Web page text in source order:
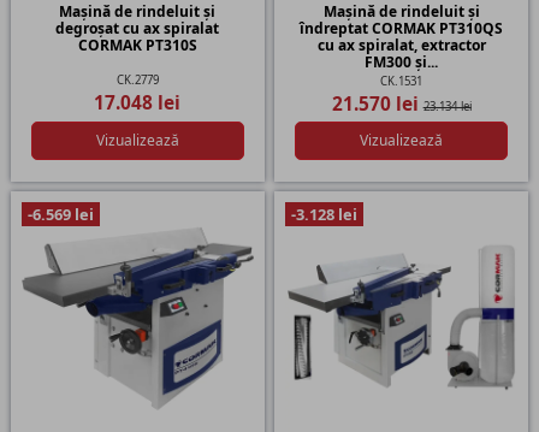
Mașină de rindeluit și
degroșat cu ax spiralat
CORMAK PT310S
CK.2779
17.048 lei
Vizualizează
Mașină de rindeluit și
îndreptat CORMAK PT310QS
cu ax spiralat, extractor
FM300 și...
CK.1531
21.570 lei23.134 lei
Vizualizează
-6.569 lei -3.128 lei